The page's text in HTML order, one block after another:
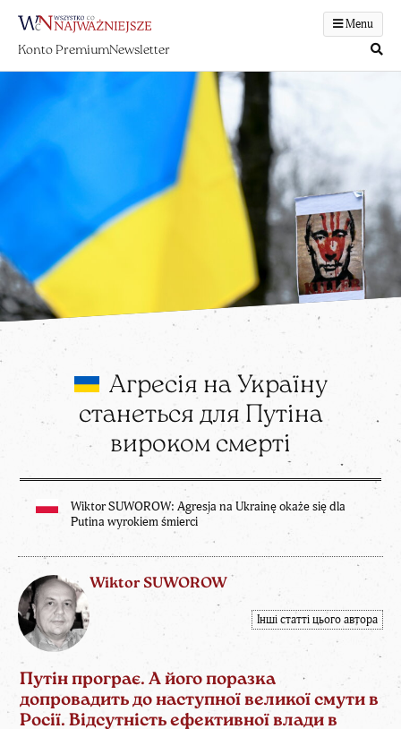
Menu
Konto PremiumNewsletter
Агресія на Україну
станеться для Путіна
вироком смерті
Wiktor SUWOROW: Agresja na Ukrainę okaże się dla
Putina wyrokiem śmierci
Wiktor SUWOROW
Інші статті цього автора
Путін програє. А його поразка
допровадить до наступної великої смути в
Росії. Відсутність ефективної влади в